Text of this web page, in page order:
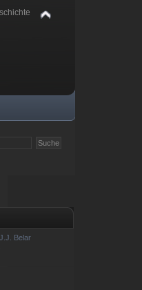
Belar